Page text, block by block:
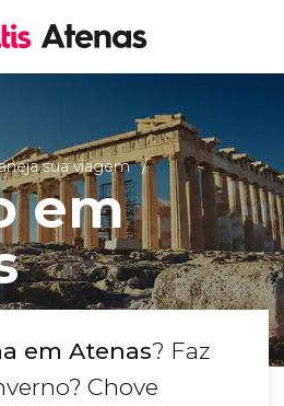
sua viagem
em
em Atenas? Faz
Chove